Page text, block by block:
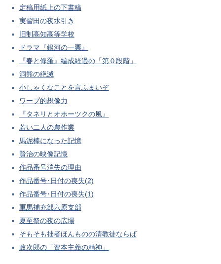
定稿用紙上の下書稿
実習田の夜水引き
旧制高知高等学校
ドラマ『銀河の一票』
『春と修羅』編成経過の「第０段階」
洞熊の絶滅
小しゃくなことを言ふまいぞ
ワープ的想像力
『タネリとオホーツクの風』
若い二人の農作業
馬泥棒になった記憶
賢治の映像記憶
作品番号消失の理由
作品番号･日付の喪失(2)
作品番号･日付の喪失(1)
軍馬補充部六原支部
夏至祭の夜の広場
そもそも拙者ほんものの清教徒ならば
政次郎の「資本主義の精神」